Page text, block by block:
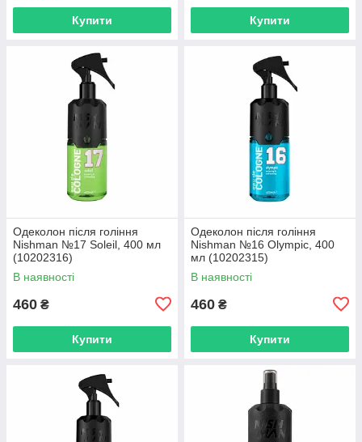
Купити Купити
Одеколон після гоління
Nishman №17 Soleil, 400 мл
(10202316)
В наявності
460 ₴
Купити
Одеколон після гоління
Nishman №16 Olympic, 400
мл (10202315)
В наявності
460 ₴
Купити